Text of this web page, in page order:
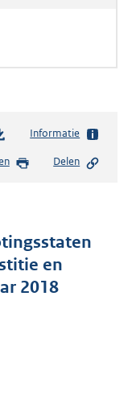
Informatie
Delen
en
2018